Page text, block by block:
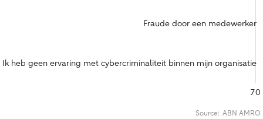
70
Source: ABN AMRO
Fraude door een medewerker
Ik heb geen ervaring met cybercriminaliteit binnen mijn organisatie